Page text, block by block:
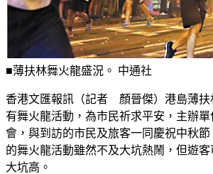
■薄扶林舞火龍盛況。 中通社
香港文匯報訊（記者 顏晉傑）港島薄扶
有舞火龍活動，為市民祈求平安，主辦
會，與到訪的市民及旅客一同慶祝中秋
的舞火龍活動雖然不及大坑熱鬧，但遊
大坑高。